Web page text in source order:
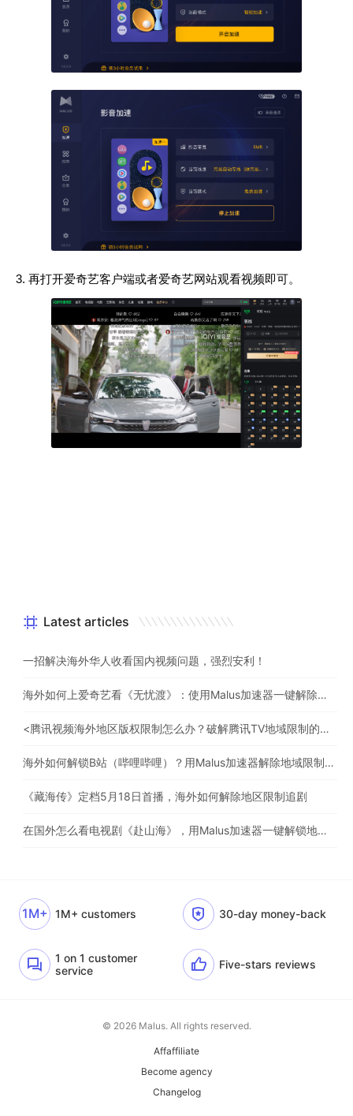
再打开爱奇艺客户端或者爱奇艺网站观看视频即可。
Latest articles
一招解决海外华人收看国内视频问题，强烈安利！
海外如何上爱奇艺看《无忧渡》：使用Malus加速器一键解除地域限制
<腾讯视频海外地区版权限制怎么办？破解腾讯TV地域限制的办法>
海外如何解锁B站（哔哩哔哩）？用Malus加速器解除地域限制，一键流畅追番
《藏海传》定档5月18日首播，海外如何解除地区限制追剧
在国外怎么看电视剧《赴山海》，用Malus加速器一键解锁地区限制
1M+ 1M+ customers 30-day money-back
1 on 1 customer
service
Five-stars reviews
© 2026 Malus. All rights reserved.
Affaffiliate
Become agency
Changelog